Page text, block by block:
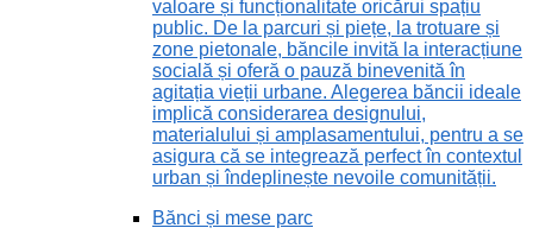
valoare și funcționalitate oricărui spațiu
public. De la parcuri și piețe, la trotuare și
zone pietonale, băncile invită la interacțiune
socială și oferă o pauză binevenită în
agitația vieții urbane. Alegerea băncii ideale
implică considerarea designului,
materialului și amplasamentului, pentru a se
asigura că se integrează perfect în contextul
urban și îndeplinește nevoile comunității.
Bănci și mese parc